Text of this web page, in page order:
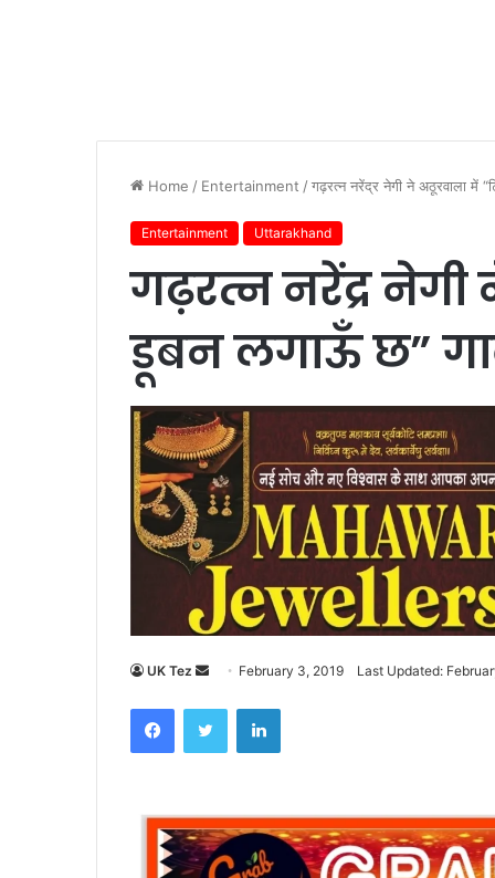
Home / Entertainment /गढ़रत्न नरेंद्र नेगी ने अठूरवाला में
Entertainment Uttarakhand
गढ़रत्न नरेंद्र नेगी
डूबन लगाऊँ छ”
UK Tez
n
d
e
m
February 3, 2019 Last Updated: